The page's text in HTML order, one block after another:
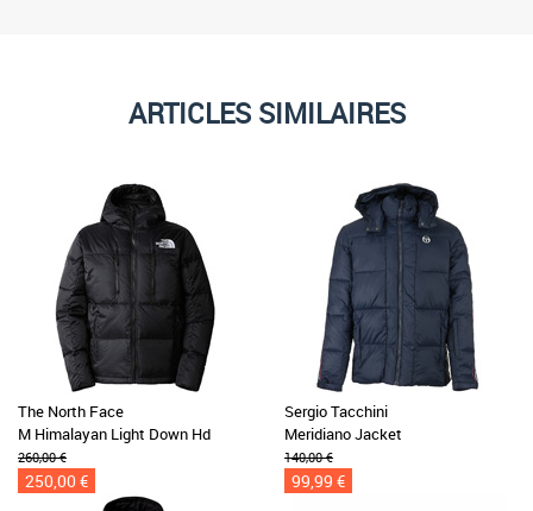
ARTICLES SIMILAIRES
The North Face
M Himalayan Light Down Hd
260,00 €
250,00 €
Sergio Tacchini
Meridiano Jacket
140,00 €
99,99 €